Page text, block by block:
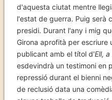
d'aquesta ciutat mentre
l'estat de guerra. Puig serà
presidi. Durant l'any i mig
Girona aprofità per escriure
publicant amb el títol d'Ell,
esdevindrà un testimoni en
repressió durant el bienni
de reclusió data una